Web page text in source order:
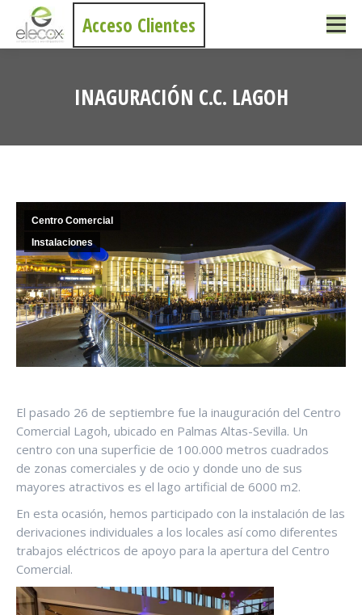
Acceso Clientes
INAGURACIÓN C.C. LAGOH
Centro Comercial
Instalaciones
El pasado 26 de septiembre fue la inauguración del Centro
Comercial Lagoh, ubicado en Palmas Altas-Sevilla. Un
centro con una superficie de 100.000 metros cuadrados
de zonas comerciales y de ocio y donde uno de sus
mayores atractivos es el lago artificial de 6000 m2.
En esta ocasión, hemos participado con la instalación de las
derivaciones individuales a los locales así como diferentes
trabajos eléctricos de apoyo para la apertura del Centro
Comercial.